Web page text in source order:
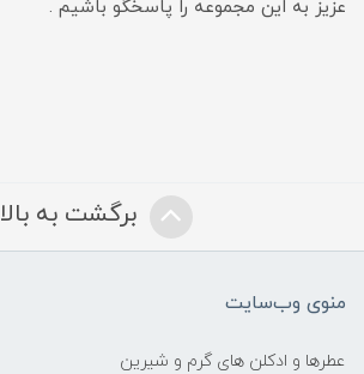
عزیز به این مجموعه را پاسخگو باشیم .
برگشت به بالا
منوی وب‌سایت
عطرها و ادکلن های گرم و شیرین